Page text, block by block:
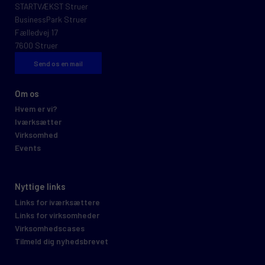
STARTVÆKST Struer
BusinessPark Struer
Fælledvej 17
7600 Struer
Send os en mail
Om os
Hvem er vi?
Iværksætter
Virksomhed
Events
Nyttige links
Links for iværksættere
Links for virksomheder
Virksomhedscases
Tilmeld dig nyhedsbrevet